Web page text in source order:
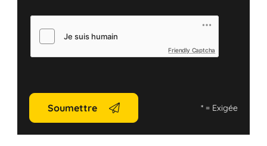
Friendly Captcha
Soumettre *= Exigée